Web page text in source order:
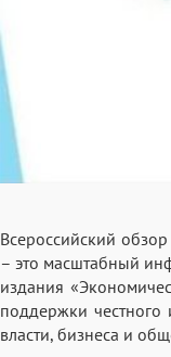
Всероссийский
– это масштабный
издания
поддержки
власти, бизнеса и